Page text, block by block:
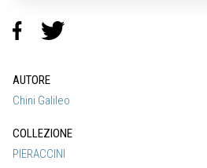
AUTORE
Chini Galileo
COLLEZIONE
PIERACCINI